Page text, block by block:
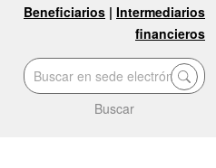
Beneficiarios | Intermediarios
financieros
Buscar